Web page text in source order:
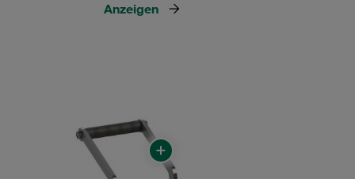
Anzeigen